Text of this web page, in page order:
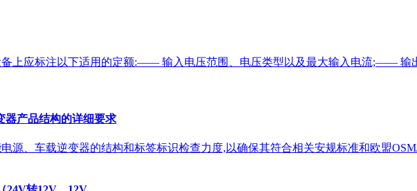
备上应标注以下适用的定额:—— 输入电压范围、电压类型以及最大输入电流;—— 输
器产品结构的详细要求
源、车载逆变器的结构和标签标识检查力度,以确保其符合相关安规标准和欧盟